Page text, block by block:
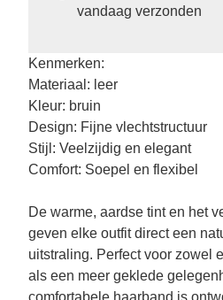
vandaag verzonden
Kenmerken:
Materiaal: leer
Kleur: bruin
Design: Fijne vlechtstructuur
Stijl: Veelzijdig en elegant
Comfort: Soepel en flexibel
De warme, aardse tint en het
geven elke outfit direct een
uitstraling. Perfect voor zowel
als een meer geklede